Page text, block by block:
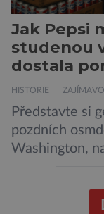
Jak Pepsi
studenou
dostala
HISTORIE
Představte si
pozdních
Washington,
vojáků v